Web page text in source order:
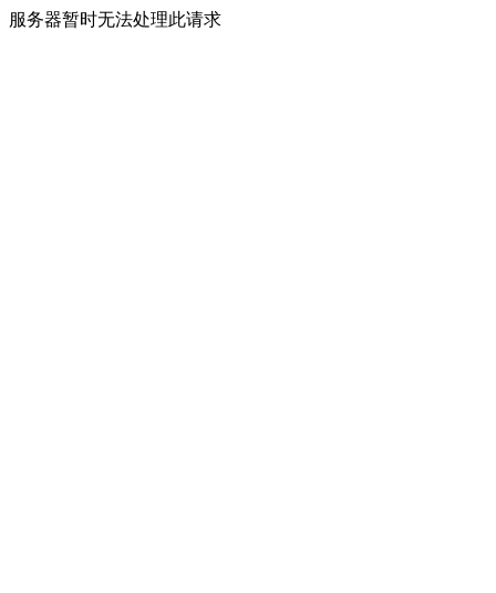
服务器暂时无法处理此请求